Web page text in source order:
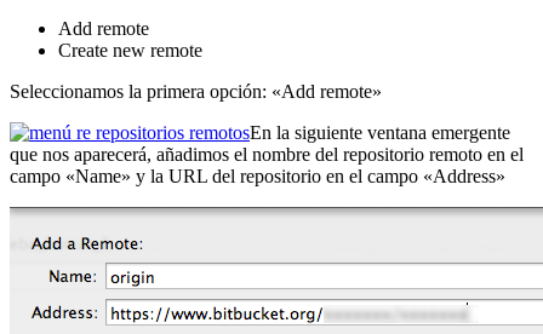
Add remote
Create new remote
Seleccionamos la primera opción: «Add remote»
En la siguiente ventana emergente
que nos aparecerá, añadimos el nombre del repositorio remoto en el
campo «Name» y la URL del repositorio en el campo «Address»